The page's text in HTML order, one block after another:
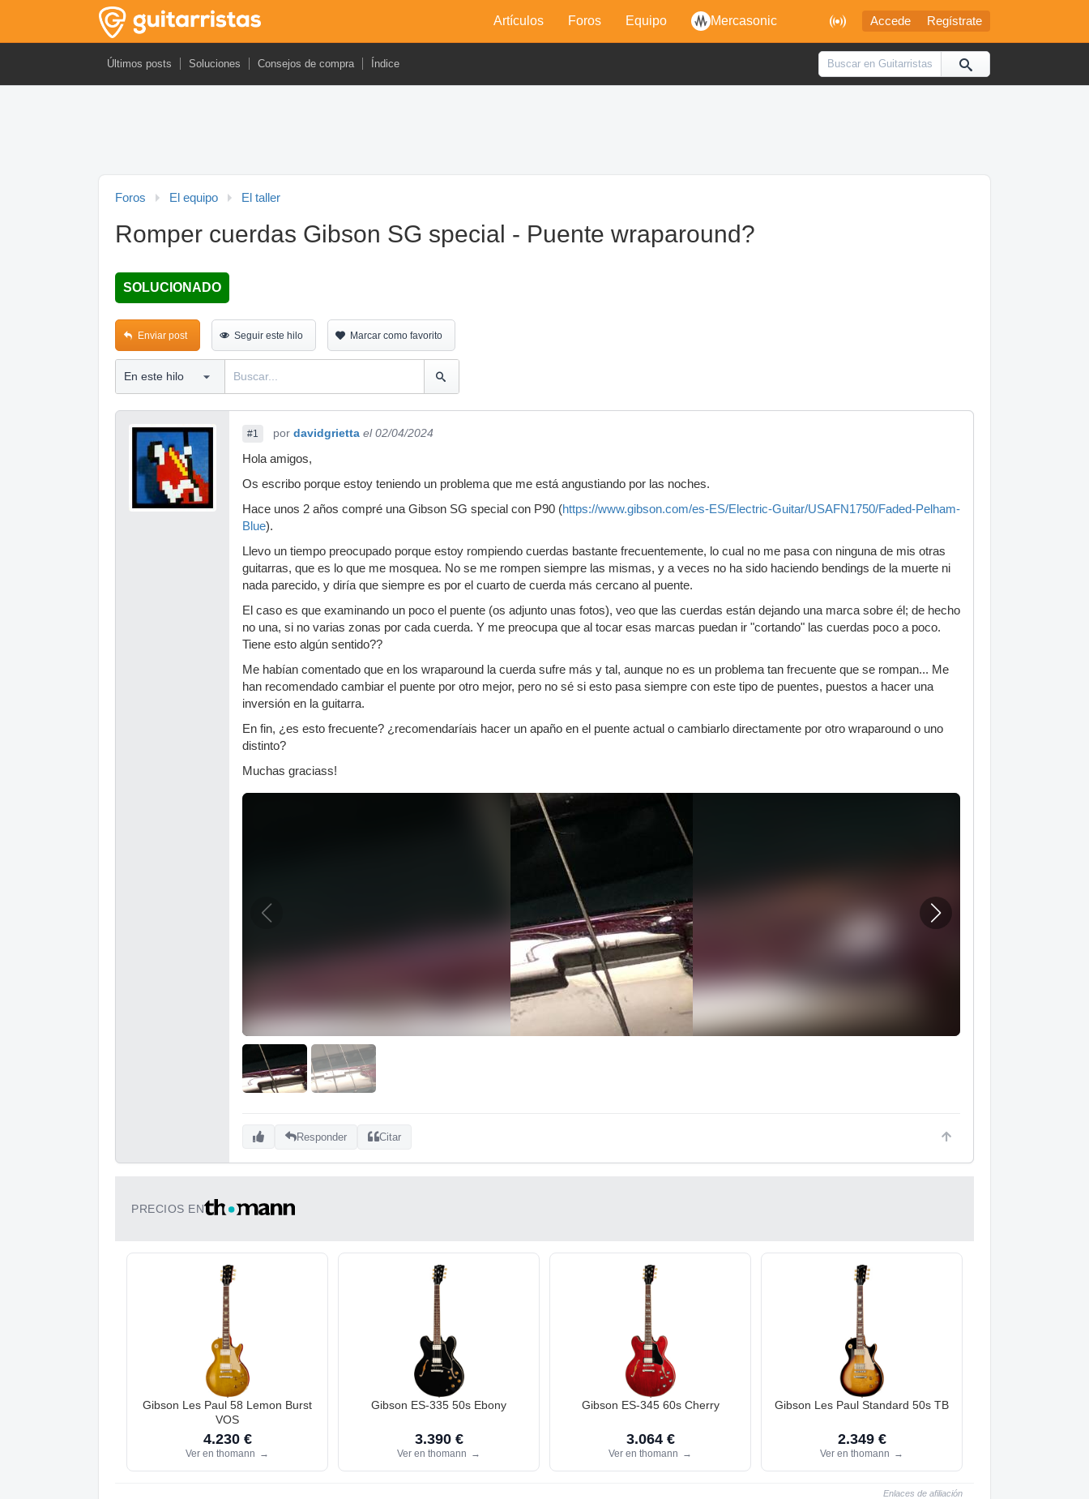
 Accede Regístrate
Artículos Foros Equipo Mercasonic
Últimos posts Soluciones Consejos de compra Índice
Foros El equipo El taller
Romper cuerdas Gibson SG special - Puente wraparound?
SOLUCIONADO
Enviar post Seguir este hilo Marcar como favorito
#1 por davidgrietta el 02/04/2024
Hola amigos,
Os escribo porque estoy teniendo un problema que me está angustiando por las noches.
Hace unos 2 años compré una Gibson SG special con P90 (https://www.gibson.com/es-ES/Electric-Guitar/USAFN1750/Faded-Pelham-
Blue).
Llevo un tiempo preocupado porque estoy rompiendo cuerdas bastante frecuentemente, lo cual no me pasa con ninguna de mis otras
guitarras, que es lo que me mosquea. No se me rompen siempre las mismas, y a veces no ha sido haciendo bendings de la muerte ni
nada parecido, y diría que siempre es por el cuarto de cuerda más cercano al puente.
El caso es que examinando un poco el puente (os adjunto unas fotos), veo que las cuerdas están dejando una marca sobre él; de hecho
no una, si no varias zonas por cada cuerda. Y me preocupa que al tocar esas marcas puedan ir "cortando" las cuerdas poco a poco.
Tiene esto algún sentido??
Me habían comentado que en los wraparound la cuerda sufre más y tal, aunque no es un problema tan frecuente que se rompan... Me
han recomendado cambiar el puente por otro mejor, pero no sé si esto pasa siempre con este tipo de puentes, puestos a hacer una
inversión en la guitarra.
En fin, ¿es esto frecuente? ¿recomendaríais hacer un apaño en el puente actual o cambiarlo directamente por otro wraparound o uno
distinto?
Muchas graciass!
Responder Citar
PRECIOS EN
Gibson Les Paul 58 Lemon Burst
VOS
4.230 €
Ver en thomann →
Gibson ES-335 50s Ebony
3.390 €
Ver en thomann →
Gibson ES-345 60s Cherry
3.064 €
Ver en thomann →
Gibson Les Paul Standard 50s TB
2.349 €
Ver en thomann →
Enlaces de afiliación